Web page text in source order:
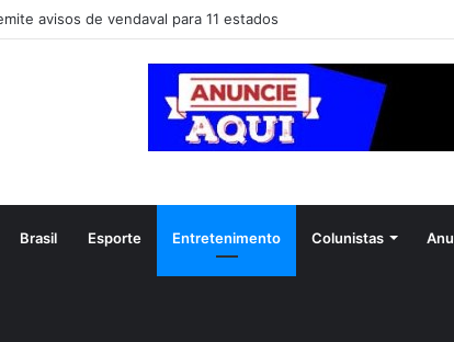
avisos de vendaval para 11 estados
Brasil Esporte Entretenimento Colunistas